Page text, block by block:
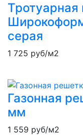
Тротуарная
серая
1 725 руб/м2
Газонная
мм
1 559 руб/м2